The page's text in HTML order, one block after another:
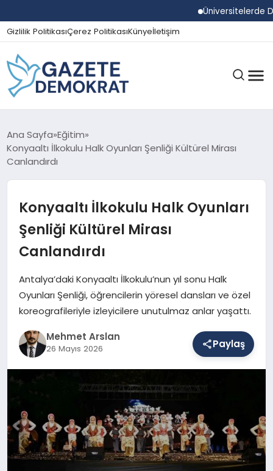
Üniversitelerde
Gizlilik PolitikasıÇerez PolitikasıKünyeİletişim
GÜNDEM
EKONOMI
SPOR
SAĞLIK
EĞITIM
YAŞAM
Ana Sayfa Eğitim
Konyaaltı İlkokulu Halk Oyunları Şenliği Kültürel Mirası
Canlandırdı
Konyaaltı İlkokulu Halk Oyunları
Şenliği Kültürel Mirası
Canlandırdı
Antalya’daki Konyaaltı İlkokulu’nun yıl sonu Halk
Oyunları Şenliği, öğrencilerin yöresel dansları ve özel
koreografileriyle izleyicilere unutulmaz anlar yaşattı.
Mehmet Arslan
26 Mayıs 2026 Paylaş